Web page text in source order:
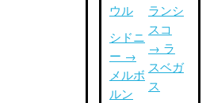
ウル
シドニ
ー →
メルボ
ルン
ランシ
スコ
→ ラ
スベガ
ス